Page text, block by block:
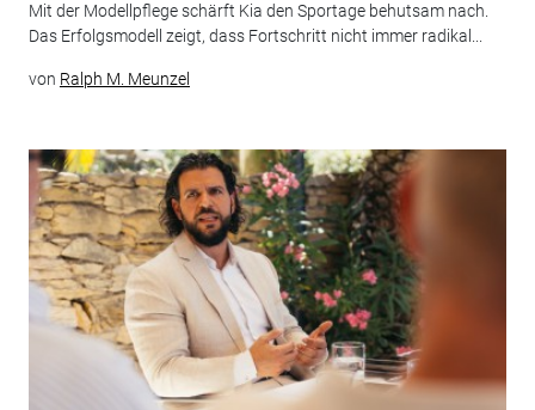
Mit der Modellpflege schärft Kia den Sportage behutsam nach.
Das Erfolgsmodell zeigt, dass Fortschritt nicht immer radikal...
von Ralph M. Meunzel